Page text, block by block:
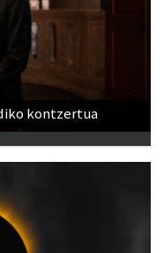
kontzertua